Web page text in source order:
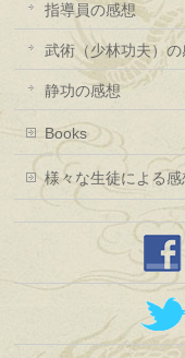
指導員の感想
武術（少林功夫）の
静功の感想
Books
様々な生徒による感